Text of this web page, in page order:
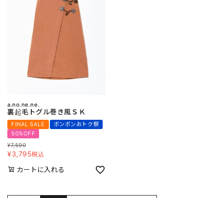
a.no.ne.ne.
裏起毛トグル巻き風ＳＫ
FINAL SALE
ボンボンおトク祭
50%OFF
¥7,590
¥3,795税込
カートに入れる